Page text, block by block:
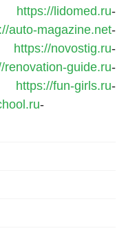
https://lidomed.ru-
auto-magazine.net-
https://novostig.ru-
renovation-guide.ru-
https://fun-girls.ru-
-